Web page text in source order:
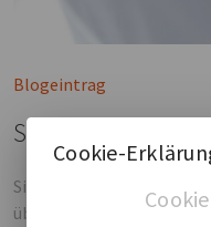
Blogeintrag
Sind
Sind Brustimplantate im
über moderne
Cookie-